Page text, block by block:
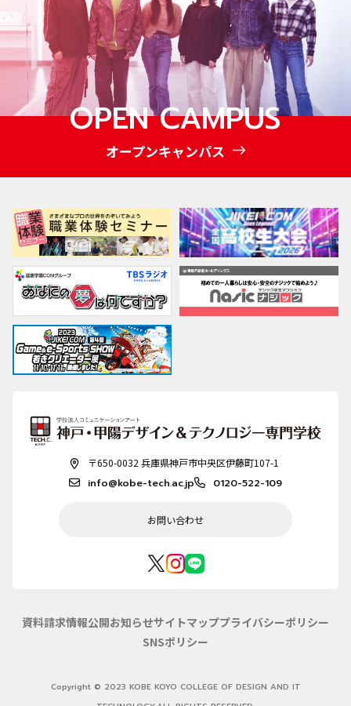
OPEN CAMPUS
オープンキャンパス
〒650-0032 兵庫県神戸市中央区伊藤町107-1
info@kobe-tech.ac.jp 0120-522-109
お問い合わせ
資料請求情報公開お知らせサイトマッププライバシーポリシー
SNSポリシー
Copyright © 2023 KOBE KOYO COLLEGE OF DESIGN AND IT